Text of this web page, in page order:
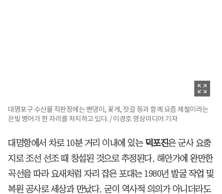
대명포구 수산물 직판장에는 밴댕이, 꽃게, 젓갈 등과 함께 요즘 제철이라는
은빛 병어가 한 자리를 차지하고 있다. / 이경호 영상미디어 기자
대명항에서 차로 10분 거리 이내에 있는 덕포진은 군사 요충
지로 조선 선조 때 창설된 것으로 추정된다. 해안가에 완만한
곡선을 따라 요새처럼 자리 잡은 포대는 1980년 발굴 작업 및
복원 공사로 세상과 만났다. 굳이 역사적 의의가 아니더라도